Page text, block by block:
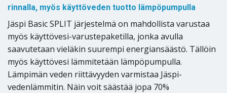
rinnalla, myös käyttöveden tuotto lämpöpumpulla
Jäspi Basic SPLIT järjestelmä on mahdollista varustaa
myös käyttövesi-varustepaketilla, jonka avulla
saavutetaan vieläkin suurempi energiansäästö. Tällöin
myös käyttövesi lämmitetään lämpöpumpulla.
Lämpimän veden riittävyyden varmistaa Jäspi-
vedenlämmitin. Näin voit säästää jopa 70%